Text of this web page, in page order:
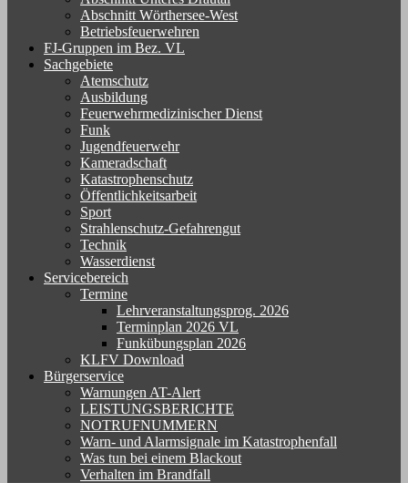
Abschnitt Wörthersee-West
Betriebsfeuerwehren
FJ-Gruppen im Bez. VL
Sachgebiete
Atemschutz
Ausbildung
Feuerwehrmedizinischer Dienst
Funk
Jugendfeuerwehr
Kameradschaft
Katastrophenschutz
Öffentlichkeitsarbeit
Sport
Strahlenschutz-Gefahrengut
Technik
Wasserdienst
Servicebereich
Termine
Lehrveranstaltungsprog. 2026
Terminplan 2026 VL
Funkübungsplan 2026
KLFV Download
Bürgerservice
Warnungen AT-Alert
LEISTUNGSBERICHTE
NOTRUFNUMMERN
Warn- und Alarmsignale im Katastrophenfall
Was tun bei einem Blackout
Verhalten im Brandfall